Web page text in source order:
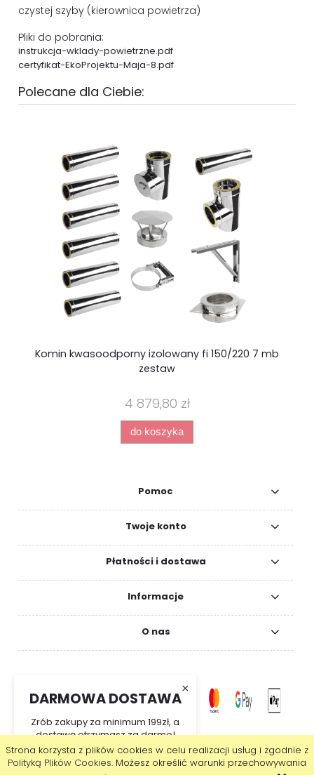
Strona korzysta z plików cookies w celu realizacji usług i zgodnie z
Polityką Plików Cookies. Możesz określić warunki przechowywania
czystej szyby (kierownica powietrza)
Pliki do pobrania:
instrukcja-wklady-powietrzne.pdf
certyfikat-EkoProjektu-Maja-8.pdf
Polecane dla Ciebie:
Komin kwasoodporny izolowany fi 150/220 7 mb
zestaw
4 879,80 zł
do koszyka
×
DARMOWA DOSTAWA
Zrób zakupy za minimum 199zł, a
dostawę otrzymasz za darmo!
Pomoc
Twoje konto
Płatności i dostawa
Informacje
O nas
pokaż pełną wersję strony